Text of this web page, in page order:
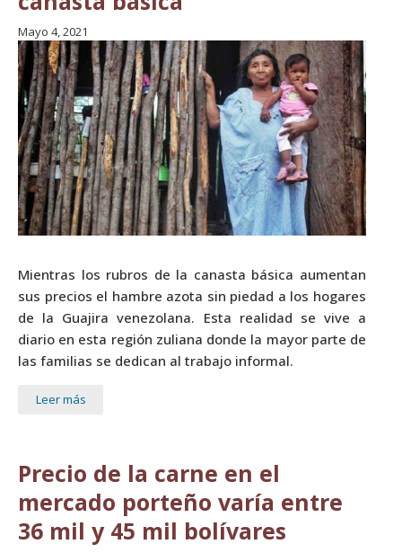
Mayo 4, 2021
Mientras los rubros de la canasta básica aumentan
sus precios el hambre azota sin piedad a los hogares
de la Guajira venezolana. Esta realidad se vive a
diario en esta región zuliana donde la mayor parte de
las familias se dedican al trabajo informal.
Leer más
Precio de la carne en el
mercado porteño varía entre
36 mil y 45 mil bolívares